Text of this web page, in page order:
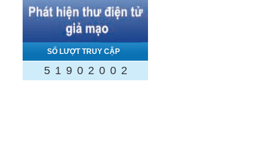
SỐ LƯỢT TRUY CẬP
5 1 9 0 2 0 0 2